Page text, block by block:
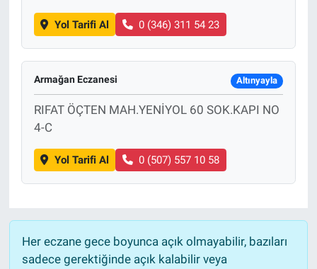
Yol Tarifi Al 0 (346) 311 54 23
Armağan Eczanesi Altınyayla
RIFAT ÖÇTEN MAH.YENİYOL 60 SOK.KAPI NO
4-C
Yol Tarifi Al 0 (507) 557 10 58
Her eczane gece boyunca açık olmayabilir, bazıları
sadece gerektiğinde açık kalabilir veya